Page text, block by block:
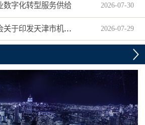
数字化转型服务供给 2026-07-30
天津市交通运输委员会关于印发天津市机动车驾驶员培训机构及教练员综合信用评价管理办法的通知 2026-07-29